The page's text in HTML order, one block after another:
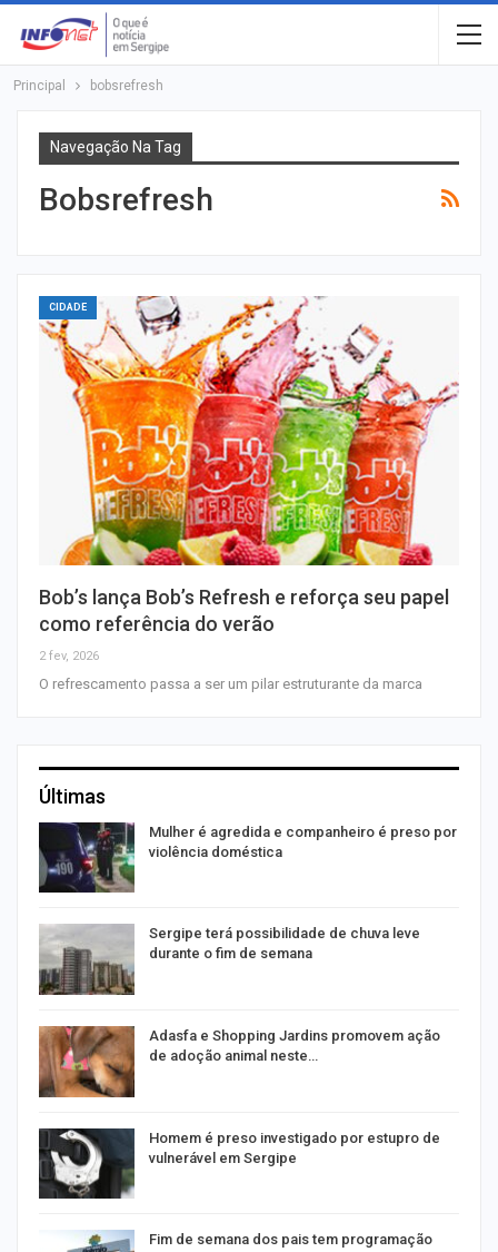
Principal bobsrefresh
Navegação Na Tag
Bobsrefresh
CIDADE
Bob’s lança Bob’s Refresh e reforça seu papel
como referência do verão
2 fev, 2026
O refrescamento passa a ser um pilar estruturante da marca
Últimas
Mulher é agredida e companheiro é preso por
violência doméstica
Sergipe terá possibilidade de chuva leve
durante o fim de semana
Adasfa e Shopping Jardins promovem ação
de adoção animal neste…
Homem é preso investigado por estupro de
vulnerável em Sergipe
Fim de semana dos pais tem programação